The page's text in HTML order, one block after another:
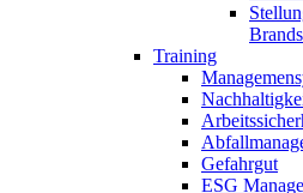
Training
Gefahrgut
ESG